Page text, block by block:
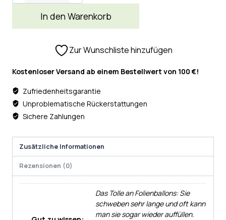
In den Warenkorb
Zur Wunschliste hinzufügen
Kostenloser Versand ab einem Bestellwert von 100 €!
Zufriedenheitsgarantie
Unproblematische Rückerstattungen
Sichere Zahlungen
Zusätzliche Informationen
Rezensionen (0)
Das Tolle an Folienballons: Sie
schweben sehr lange und oft kann
man sie sogar wieder auffüllen.